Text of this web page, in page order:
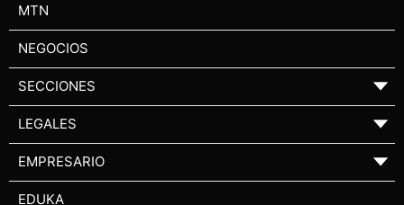
MTN
NEGOCIOS
SECCIONES ▼
LEGALES ▼
EMPRESARIO ▼
EDUKA